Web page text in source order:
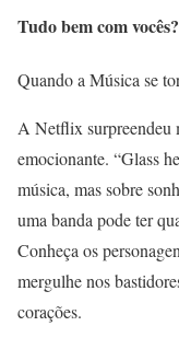
Tudo bem com vocês?
Quando a Música se
A Netflix surpreendeu
emocionante. “Glass
música, mas sobre
uma banda pode ter
Conheça os
mergulhe nos
corações.